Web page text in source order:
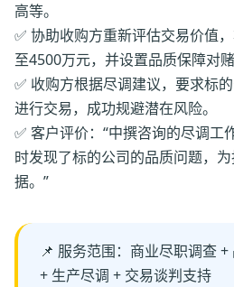
高等。
✅ 协助收购方重新评估交易价值
至4500万元，并设置品质保障对赌
✅ 收购方根据尽调建议，要求标
进行交易，成功规避潜在风险。
✅ 客户评价：“中撰咨询的尽调工
时发现了标的公司的品质问题，
据。”
📌 服务范围：商业尽职调查
+ 生产尽调 + 交易谈判支持